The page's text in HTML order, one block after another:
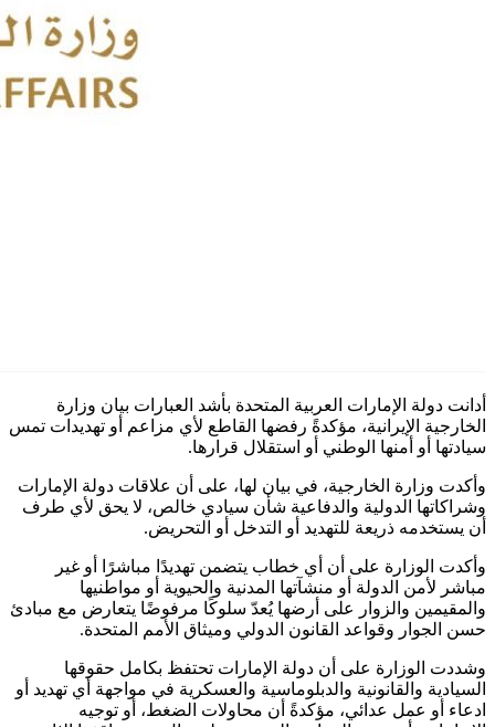
أدانت دولة الإمارات العربية المتحدة بأشد العبارات بيان وزارة
الخارجية الإيرانية، مؤكدةً رفضها القاطع لأي مزاعم أو تهديدات تمس
سيادتها أو أمنها الوطني أو استقلال قرارها.
وأكدت وزارة الخارجية، في بيان لها، على أن علاقات دولة الإمارات
وشراكاتها الدولية والدفاعية شأن سيادي خالص، لا يحق لأي طرف
أن يستخدمه ذريعة للتهديد أو التدخل أو التحريض.
وأكدت الوزارة على أن أي خطاب يتضمن تهديدًا مباشرًا أو غير
مباشر لأمن الدولة أو منشآتها المدنية والحيوية أو مواطنيها
والمقيمين والزوار على أرضها يُعدّ سلوكًا مرفوضًا يتعارض مع مبادئ
حسن الجوار وقواعد القانون الدولي وميثاق الأمم المتحدة.
وشددت الوزارة على أن دولة الإمارات تحتفظ بكامل حقوقها
السيادية والقانونية والدبلوماسية والعسكرية في مواجهة أي تهديد أو
ادعاء أو عمل عدائي، مؤكدةً أن محاولات الضغط، أو توجيه